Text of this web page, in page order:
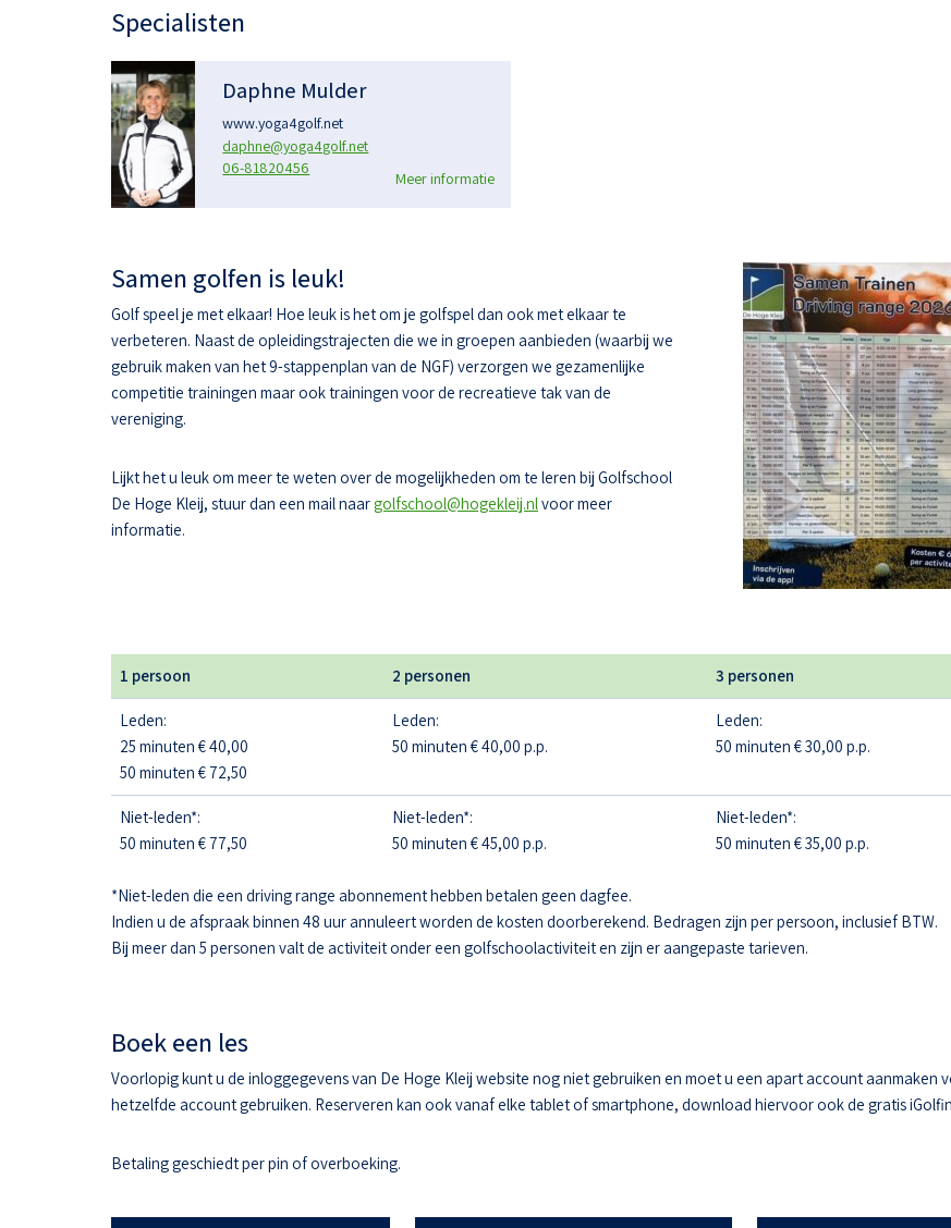
Specialisten
Daphne Mulder
www.yoga4golf.net
daphne@yoga4golf.net
06-81820456
Meer informatie
Samen golfen is leuk!
Golf speel je met elkaar! Hoe leuk is het om je golfspel dan ook met elkaar te
verbeteren. Naast de opleidingstrajecten die we in groepen aanbieden (waarbij we
gebruik maken van het 9-stappenplan van de NGF) verzorgen we gezamenlijke
competitie trainingen maar ook trainingen voor de recreatieve tak van de
vereniging.
Lijkt het u leuk om meer te weten over de mogelijkheden om te leren bij Golfschool
De Hoge Kleij, stuur dan een mail naargolfschool@hogekleij.nlvoor meer
informatie.
1 persoon 2 personen 3 personen
Leden:
25 minuten € 40,00
50 minuten € 72,50
Leden:
50 minuten € 40,00 p.p.
Leden:
50 minuten € 30,00 p.p.
Niet-leden*:
50 minuten € 77,50
Niet-leden*:
50 minuten € 45,00 p.p.
Niet-leden*:
50 minuten € 35,00 p.p.
*Niet-leden die een driving range abonnement hebben betalen geen dagfee.
Indien u de afspraak binnen 48 uur annuleert worden de kosten doorberekend. Bedragen zijn per persoon, inclusief BTW.
Bij meer dan 5 personen valt de activiteit onder een golfschoolactiviteit en zijn er aangepaste tarieven.
Boek een les
Voorlopig kunt u de inloggegevens van De Hoge Kleij website nog niet gebruiken en moet u een apart account aanmaken
hetzelfde account gebruiken. Reserveren kan ook vanaf elke tablet of smartphone, download hiervoor ook de gratis
Betaling geschiedt per pin of overboeking.